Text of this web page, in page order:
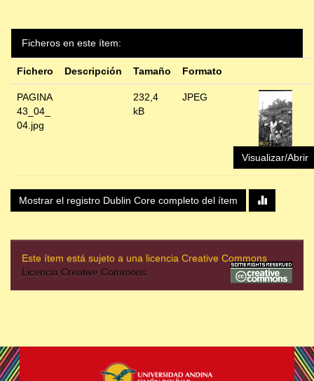
Ficheros en este ítem:
Fichero Descripción Tamaño Formato
PAGINA
43_04_
04.jpg
232,4
kB
JPEG
Visualizar/Abrir
Mostrar el registro Dublin Core completo del ítem
Este ítem está sujeto a una licencia Creative Commons
Licencia Creative Commons